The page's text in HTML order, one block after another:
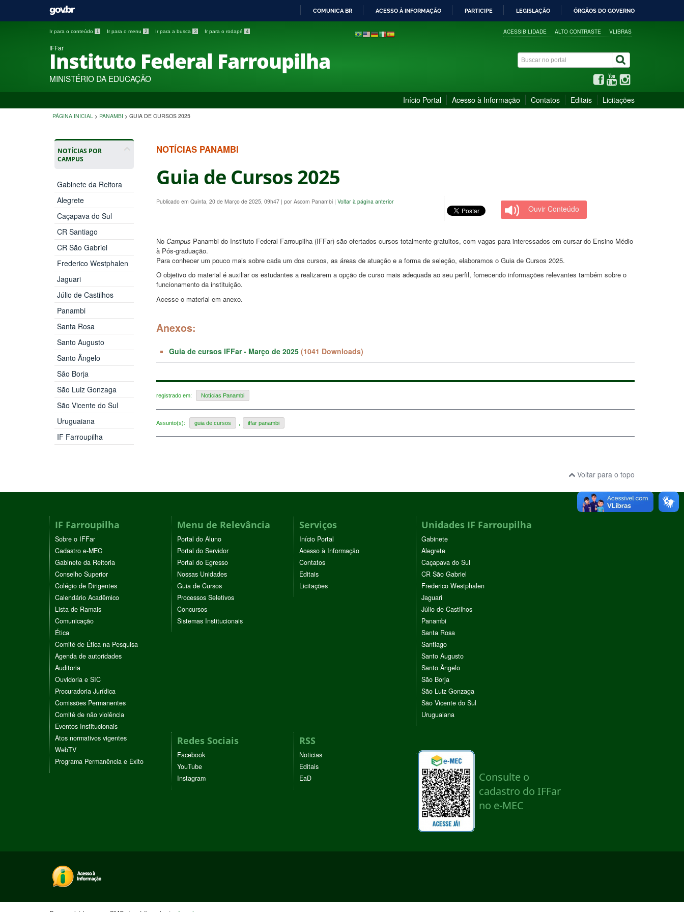
PARA
COMUNICA BR ACESSO À INFORMAÇÃO PARTICIPE LEGISLAÇÃO ÓRGÃOS DO GOVERNO
Ir para o conteúdo 1 Ir para o menu 2 Ir para a busca 3 Ir para o rodapé 4 ACESSIBILIDADE ALTO CONTRASTE VLIBRAS
IFFar
Instituto Federal Farroupilha
MINISTÉRIO DA EDUCAÇÃO
Início Portal Acesso à Informação Contatos Editais Licitações
PÁGINA INICIAL > PANAMBI > GUIA DE CURSOS 2025
NOTÍCIAS POR
CAMPUS
Gabinete da Reitora
Alegrete
Caçapava do Sul
CR Santiago
CR São Gabriel
Frederico Westphalen
Jaguari
Júlio de Castilhos
Panambi
Santa Rosa
Santo Augusto
Santo Ângelo
São Borja
São Luiz Gonzaga
São Vicente do Sul
Uruguaiana
IF Farroupilha
NOTÍCIAS PANAMBI
Guia de Cursos 2025
Publicado em Quinta, 20 de Março de 2025, 09h47 | por Ascom Panambi | Voltar à página anterior
Ouvir Conteúdo
No Campus Panambi do Instituto Federal Farroupilha (IFFar) são ofertados cursos totalmente gratuitos, com vagas para interessados em cursar do Ensino Médio
à Pós-graduação.
Para conhecer um pouco mais sobre cada um dos cursos, as áreas de atuação e a forma de seleção, elaboramos o Guia de Cursos 2025.
O objetivo do material é auxiliar os estudantes a realizarem a opção de curso mais adequada ao seu perfil, fornecendo informações relevantes também sobre o
funcionamento da instituição.
Acesse o material em anexo.
Anexos:
Guia de cursos IFFar - Março de 2025 (1041 Downloads)
registrado em: Notícias Panambi
Assunto(s): guia de cursos iffar panambi
Voltar para o topo
IF Farroupilha
Sobre o IFFar
Cadastro e-MEC
Gabinete da Reitoria
Conselho Superior
Colégio de Dirigentes
Calendário Acadêmico
Lista de Ramais
Comunicação
Ética
Comitê de Ética na Pesquisa
Agenda de autoridades
Auditoria
Ouvidoria e SIC
Procuradoria Jurídica
Comissões Permanentes
Comitê de não violência
Eventos Institucionais
Atos normativos vigentes
WebTV
Programa Permanência e Êxito
Menu de Relevância
Portal do Aluno
Portal do Servidor
Portal do Egresso
Nossas Unidades
Guia de Cursos
Processos Seletivos
Concursos
Sistemas Institucionais
Serviços
Início Portal
Acesso à Informação
Contatos
Editais
Licitações
Unidades IF Farroupilha
Gabinete
Alegrete
Caçapava do Sul
CR São Gabriel
Frederico Westphalen
Jaguari
Júlio de Castilhos
Panambi
Santa Rosa
Santiago
Santo Augusto
Santo Ângelo
São Borja
São Luiz Gonzaga
São Vicente do Sul
Uruguaiana
Redes Sociais
Facebook
YouTube
Instagram
RSS
Noticias
Editais
EaD